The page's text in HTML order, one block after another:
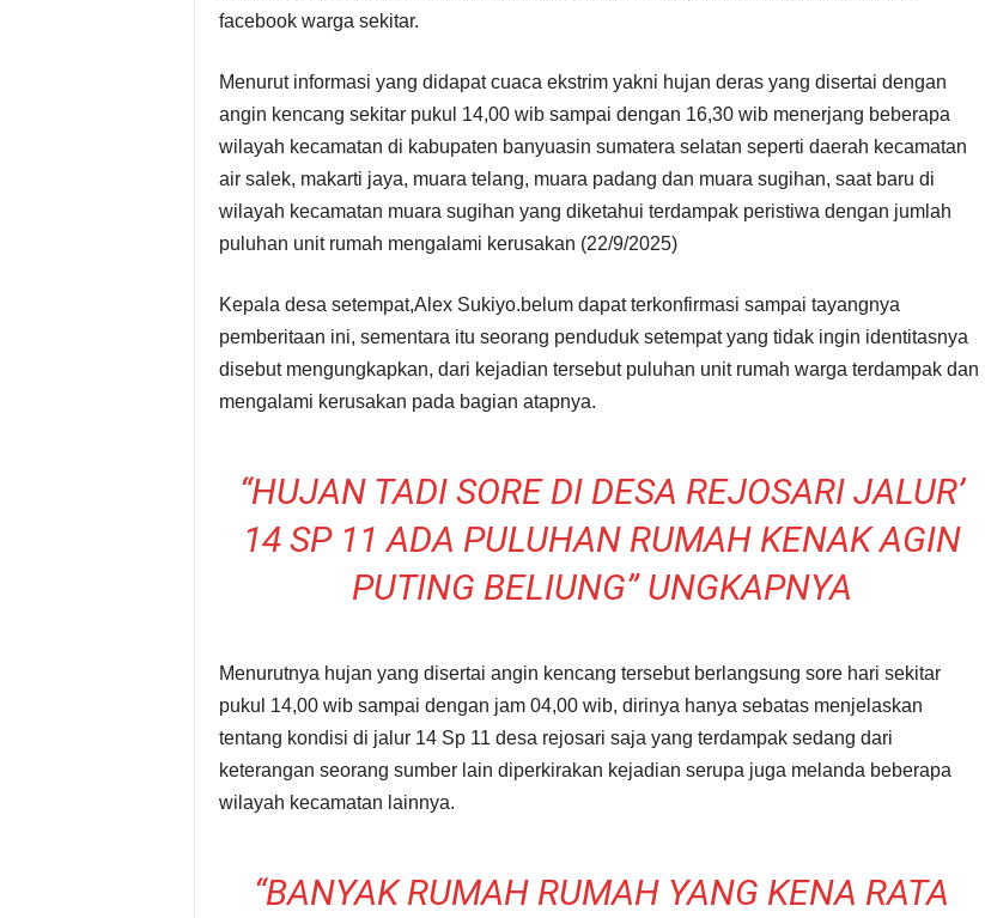
facebook warga sekitar.
Menurut informasi yang didapat cuaca ekstrim yakni hujan deras yang disertai dengan
angin kencang sekitar pukul 14,00 wib sampai dengan 16,30 wib menerjang beberapa
wilayah kecamatan di kabupaten banyuasin sumatera selatan seperti daerah kecamatan
air salek, makarti jaya, muara telang, muara padang dan muara sugihan, saat baru di
wilayah kecamatan muara sugihan yang diketahui terdampak peristiwa dengan jumlah
puluhan unit rumah mengalami kerusakan (22/9/2025)
Kepala desa setempat,Alex Sukiyo.belum dapat terkonfirmasi sampai tayangnya
pemberitaan ini, sementara itu seorang penduduk setempat yang tidak ingin identitasnya
disebut mengungkapkan, dari kejadian tersebut puluhan unit rumah warga terdampak dan
mengalami kerusakan pada bagian atapnya.
“HUJAN TADI SORE DI DESA REJOSARI JALUR’
14 SP 11 ADA PULUHAN RUMAH KENAK AGIN
PUTING BELIUNG” UNGKAPNYA
Menurutnya hujan yang disertai angin kencang tersebut berlangsung sore hari sekitar
pukul 14,00 wib sampai dengan jam 04,00 wib, dirinya hanya sebatas menjelaskan
tentang kondisi di jalur 14 Sp 11 desa rejosari saja yang terdampak sedang dari
keterangan seorang sumber lain diperkirakan kejadian serupa juga melanda beberapa
wilayah kecamatan lainnya.
“BANYAK RUMAH RUMAH YANG KENA RATA